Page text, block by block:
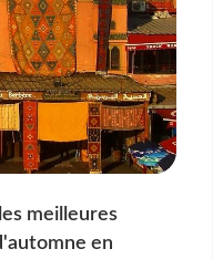
meilleures
en